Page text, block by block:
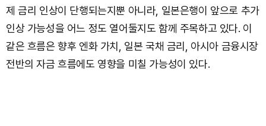
제 금리 인상이 단행되는지뿐 아니라, 일본은행이 앞으로 추가
인상 가능성을 어느 정도 열어둘지도 함께 주목하고 있다. 이
같은 흐름은 향후 엔화 가치, 일본 국채 금리, 아시아 금융시장
전반의 자금 흐름에도 영향을 미칠 가능성이 있다.